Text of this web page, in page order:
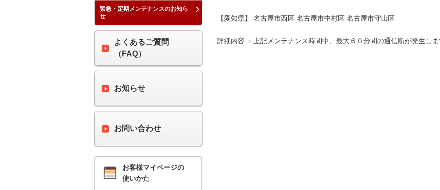
【愛知県】 名古屋市西区 名古屋市中村区 名古屋市守山区
詳細内容 ：上記メンテナンス時間中、最大６０分間の通信断が発生し
緊急・定期メンテナンスのお知ら
せ
よくあるご質問
（FAQ）
お知らせ
お問い合わせ
お客様マイページの
使いかた